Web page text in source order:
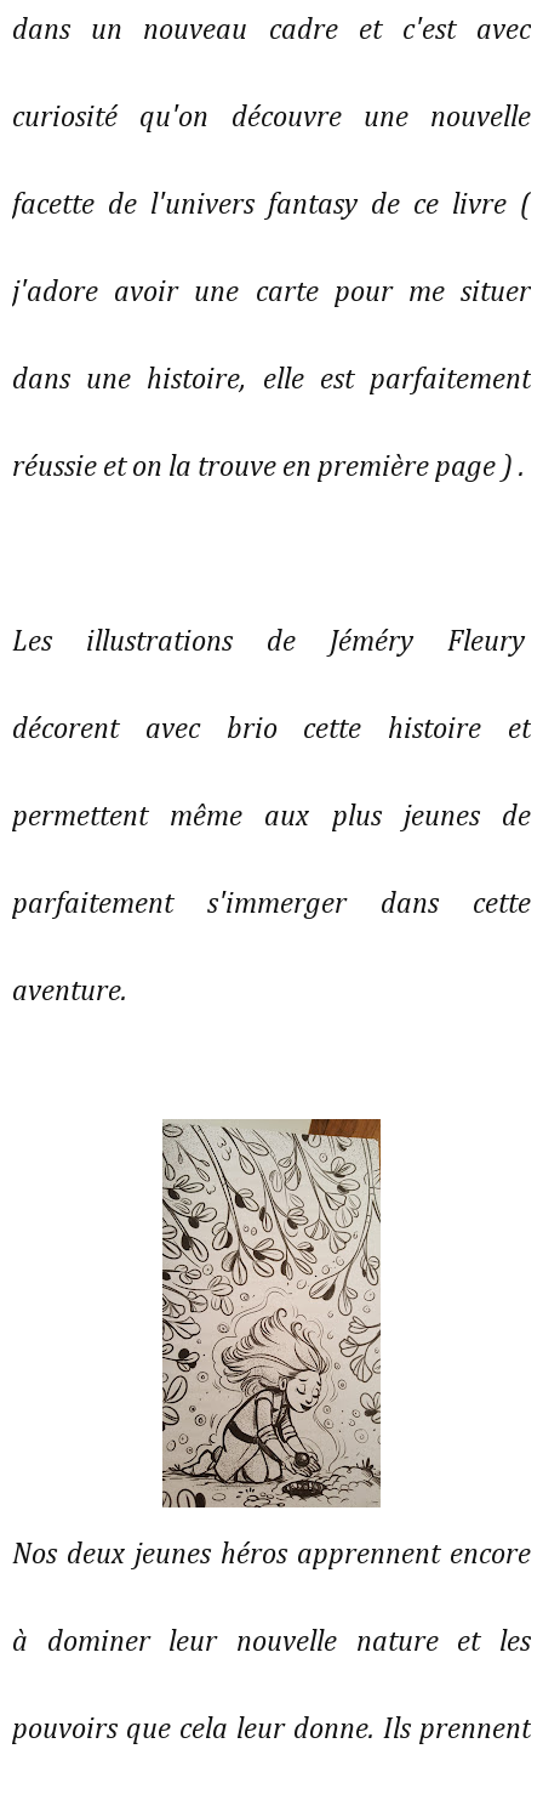
dans un nouveau cadre et c'est avec
curiosité qu'on découvre une nouvelle
facette de l'univers fantasy de ce livre (
j'adore avoir une carte pour me situer
dans une histoire, elle est parfaitement
réussie et on la trouve en première page ) .
Les illustrations de Jéméry Fleury
décorent avec brio cette histoire et
permettent même aux plus jeunes de
parfaitement s'immerger dans cette
aventure.
Nos deux jeunes héros apprennent encore
à dominer leur nouvelle nature et les
pouvoirs que cela leur donne. Ils prennent